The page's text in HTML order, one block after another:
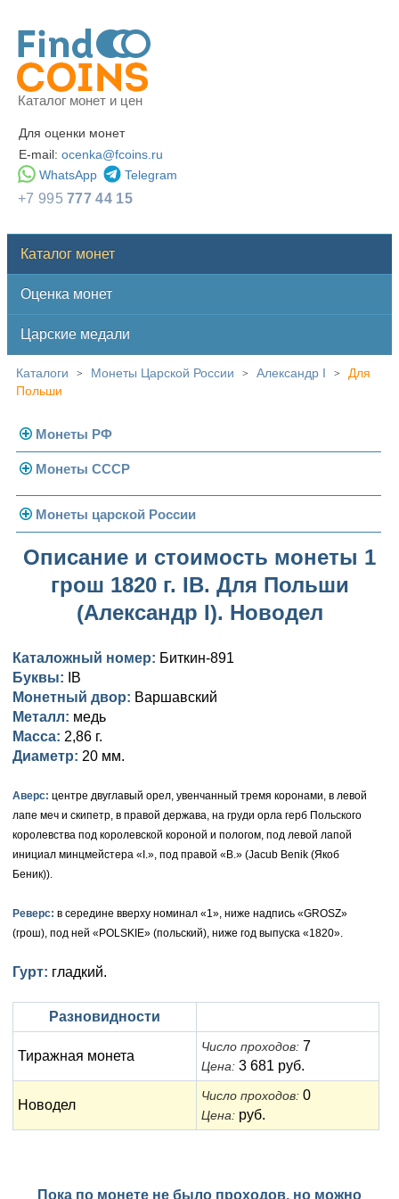
Каталог монет и цен
Для оценки монет
E-mail: ocenka@fcoins.ru
WhatsApp
Telegram
+7 995777 44 15
Каталог монет
Оценка монет
Царские медали
Каталоги > Монеты Царской России > Александр I >
Для
Польши
Монеты РФ
Современная Россия
Монеты 1991-1993 гг.
Монеты СССР
Погодовка СССР
Монеты 1958 года
Золотые червонцы
Памятные и юбилейные
Монеты царской России
Николай II (1894-1917)
Золото
Серебро
Медь
Германская оккупация
Для Финляндии
Александр III (1881-1894)
Золото
Серебро
Медь
Для Финляндии
Александр II (1855-1881)
Золото
Серебро
Медь
Памятные и донативные
Николай I (1825-1855)
Платина, золото
Серебро
Русско-Польские
Для Польши
Памятные и донативные
Александр I (1801-1825)
Золото
Для Грузии
Для Польши
Павел I (1796-1801)
Медь
Сибирские монеты
Елизавета I (1741-1762)
Золото
Серебро
Альбертусталер
Иоанн Антонович (1740-1741)
Анна Иоанновна (1730-1740)
Петр I (1682-1725)
Золото
Серебро
Описание и стоимость монеты 1
грош 1820 г. IB. Для Польши
(Александр I). Новодел
Каталожный номер: Биткин-891
Буквы:
IB
Монетный двор: Варшавский
Металл: медь
Масса: 2,86 г.
Диаметр: 20 мм.
Аверс: центре двуглавый орел, увенчанный тремя коронами, в левой
лапе меч и скипетр, в правой держава, на груди орла герб Польского
королевства под королевской короной и пологом, под левой лапой
инициал минцмейстера «I.», под правой «B.» (Jacub Benik (Якоб
Беник)).
Реверс: в середине вверху номинал «1», ниже надпись «GROSZ»
(грош), под ней «POLSKIE» (польский), ниже год выпуска «1820».
Гурт: гладкий.
Разновидности
Тиражная монета
Число проходов: 7
Цена: 3 681 руб.
Новодел
Число проходов: 0
Цена: руб.
Пока по монете не было проходов, но можно